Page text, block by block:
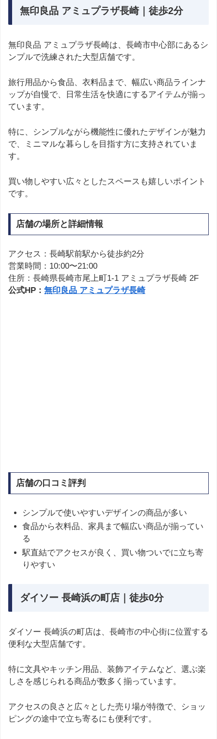
無印良品 アミュプラザ長崎｜徒歩2分
無印良品 アミュプラザ長崎は、長崎市中心部にあるシ
ンプルで洗練された大型店舗です。
旅行用品から食品、衣料品まで、幅広い商品ラインナ
ップが自慢で、日常生活を快適にするアイテムが揃っ
ています。
特に、シンプルながら機能性に優れたデザインが魅力
で、ミニマルな暮らしを目指す方に支持されていま
す。
買い物しやすい広々としたスペースも嬉しいポイント
です。
店舗の場所と詳細情報
アクセス：長崎駅前駅から徒歩約2分
営業時間：10:00〜21:00
住所：長崎県長崎市尾上町1-1 アミュプラザ長崎 2F
公式HP： 無印良品 アミュプラザ長崎
店舗の口コミ評判
シンプルで使いやすいデザインの商品が多い
食品から衣料品、家具まで幅広い商品が揃ってい
る
駅直結でアクセスが良く、買い物ついでに立ち寄
りやすい
ダイソー 長崎浜の町店｜徒歩0分
ダイソー 長崎浜の町店は、長崎市の中心街に位置する
便利な大型店舗です。
特に文具やキッチン用品、装飾アイテムなど、選ぶ楽
しさを感じられる商品が数多く揃っています。
アクセスの良さと広々とした売り場が特徴で、ショッ
ピングの途中で立ち寄るにも便利です。